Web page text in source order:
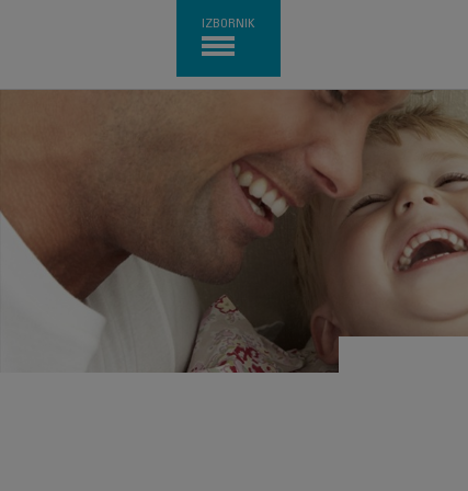
IZBORNIK